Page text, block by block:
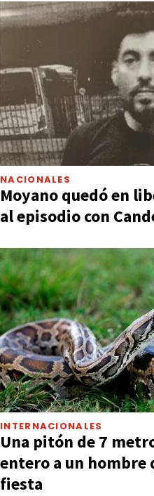
NACIONALES
Moyano quedó en
al episodio con
INTERNACIONALES
Una pitón de 7
entero a un hombre
fiesta